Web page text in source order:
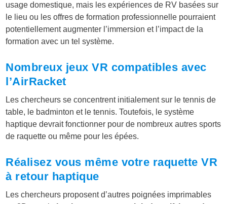
usage domestique, mais les expériences de RV basées sur
le lieu ou les offres de formation professionnelle pourraient
potentiellement augmenter l’immersion et l’impact de la
formation avec un tel système.
Nombreux jeux VR compatibles avec
l’AirRacket
Les chercheurs se concentrent initialement sur le tennis de
table, le badminton et le tennis. Toutefois, le système
haptique devrait fonctionner pour de nombreux autres sports
de raquette ou même pour les épées.
Réalisez vous même votre raquette VR
à retour haptique
Les chercheurs proposent d’autres poignées imprimables